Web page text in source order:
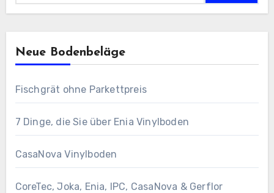
Neue Bodenbeläge
Fischgrät ohne Parkettpreis
7 Dinge, die Sie über Enia Vinylboden
CasaNova Vinylboden
CoreTec, Joka, Enia, IPC, CasaNova & Gerflor